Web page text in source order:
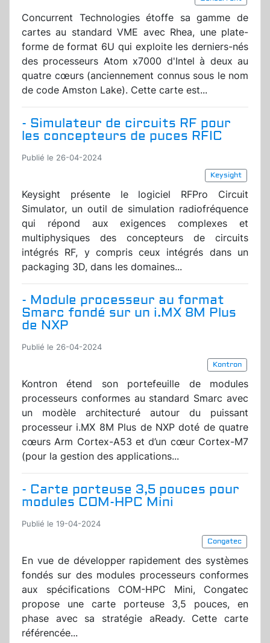
Concurrent Technologies étoffe sa gamme de
cartes au standard VME avec Rhea, une plate-
forme de format 6U qui exploite les derniers-nés
des processeurs Atom x7000 d'Intel à deux au
quatre cœurs (anciennement connus sous le nom
de code Amston Lake). Cette carte est...
- Simulateur de circuits RF pour
les concepteurs de puces RFIC
Publié le 26-04-2024
Keysight
Keysight présente le logiciel RFPro Circuit
Simulator, un outil de simulation radiofréquence
qui répond aux exigences complexes et
multiphysiques des concepteurs de circuits
intégrés RF, y compris ceux intégrés dans un
packaging 3D, dans les domaines...
- Module processeur au format
Smarc fondé sur un i.MX 8M Plus
de NXP
Publié le 26-04-2024
Kontron
Kontron étend son portefeuille de modules
processeurs conformes au standard Smarc avec
un modèle architecturé autour du puissant
processeur i.MX 8M Plus de NXP doté de quatre
cœurs Arm Cortex-A53 et d’un cœur Cortex-M7
(pour la gestion des applications...
- Carte porteuse 3,5 pouces pour
modules COM-HPC Mini
Publié le 19-04-2024
Congatec
En vue de développer rapidement des systèmes
fondés sur des modules processeurs conformes
aux spécifications COM-HPC Mini, Congatec
propose une carte porteuse 3,5 pouces, en
phase avec sa stratégie aReady. Cette carte
référencée...